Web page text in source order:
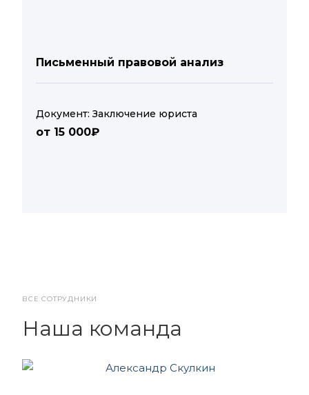
Письменный правовой анализ
Документ: Заключение юриста
от 15 000₽
ВСЕ СОТРУДНИКИ
Наша команда